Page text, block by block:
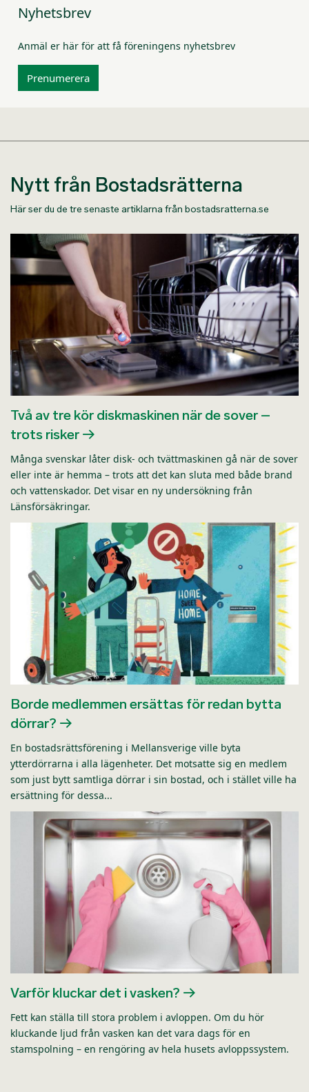
Nyhetsbrev
Anmäl er här för att få föreningens nyhetsbrev
Prenumerera
Nytt från Bostadsrätterna
Här ser du de tre senaste artiklarna från bostadsratterna.se
Två av tre kör diskmaskinen när de sover –
trots risker
Många svenskar låter disk- och tvättmaskinen gå när de sover
eller inte är hemma – trots att det kan sluta med både brand
och vattenskador. Det visar en ny undersökning från
Länsförsäkringar.
Borde medlemmen ersättas för redan bytta
dörrar?
En bostadsrättsförening i Mellansverige ville byta
ytterdörrarna i alla lägenheter. Det motsatte sig en medlem
som just bytt samtliga dörrar i sin bostad, och i stället ville ha
ersättning för dessa...
Varför kluckar det i vasken?
Fett kan ställa till stora problem i avloppen. Om du hör
kluckande ljud från vasken kan det vara dags för en
stamspolning – en rengöring av hela husets avloppssystem.